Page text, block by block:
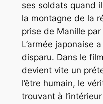
ses soldats quand
la montagne de la
prise de Manille
L’armée japonaise
disparu. Dans le
devient vite un
l’être humain, le
trouvant à